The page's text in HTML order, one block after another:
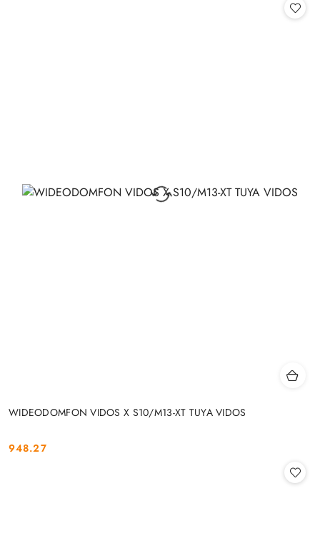
WIDEODOMFON VIDOS X S10/M13-XT TUYA VIDOS
Cena:
948.27